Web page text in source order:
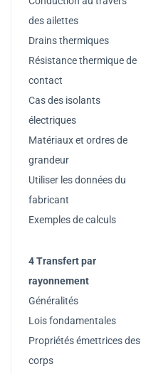
des ailettes
Drains thermiques
Résistance thermique de
contact
Cas des isolants
électriques
Matériaux et ordres de
grandeur
Utiliser les données du
fabricant
Exemples de calculs
4 Transfert par
rayonnement
Généralités
Lois fondamentales
Propriétés émettrices des
corps